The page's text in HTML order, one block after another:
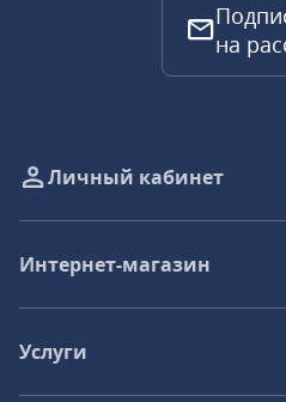
на
Личный кабинет
Интернет-магазин
Услуги